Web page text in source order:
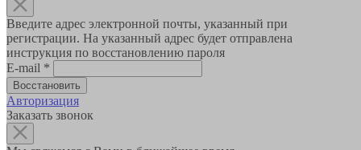
Введите адрес электронной почты, указанный при
регистрации. На указанный адрес будет отправлена
инструкция по восстановлению пароля
E-mail *
Авторизация
Заказать звонок